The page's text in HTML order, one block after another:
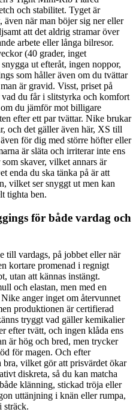
och stabilitet. Tyget är
när man böjer sig ner eller
att det aldrig stramar över
arbete eller långa bilresor.
(40 grader, inget
ut efteråt, ingen noppor,
som håller även om du tvättar
är gravid. Visst, priset på
du får i slitstyrka och komfort
du jämför mot billigare
efter ett par tvättar. Nike brukar
och det gäller även här, XS till
för dig med större höfter eller
är släta och irriterar inte ens
skaver, vilket annars är
enda du ska tänka på är att
vilket ser snyggt ut men kan
tighta ben.
för både vardag och
till vardags, på jobbet eller när
kortare promenad i regnigt
utan att kännas instängt.
och elastan, men med en
anger inget om återvunnet
produktionen är certifierad
tryggt vad gäller kemikalier
efter tvätt, och ingen klåda ens
är hög och bred, men trycker
för magen. Och efter
vilket gör att prisvärdet ökar
diskreta, så du kan matcha
klänning, stickad tröja eller
uttänjning i knän eller rumpa,
sträck.